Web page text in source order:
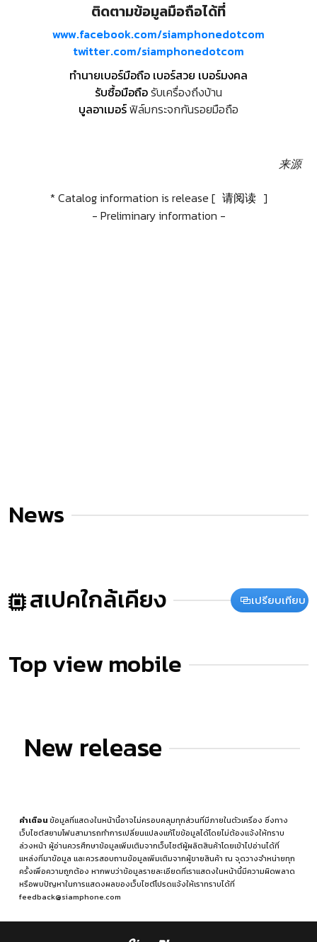
ติดตามข้อมูลมือถือได้ที่
www.facebook.com/siamphonedotcom
twitter.com/siamphonedotcom
ทำนายเบอร์มือถือ เบอร์สวย เบอร์มงคล
รับซื้อมือถือรับเครื่องถึงบ้าน
บูลอาเมอร์ฟิล์มกระจกกันรอยมือถือ
来源
* Catalog information is release [ 请阅读 ]
- Preliminary information -
News
สเปคใกล้เคียง เปรียบเทียบ
Top view mobile
New release
คำเตือนข้อมูลที่แสดงในหน้านี้อาจไม่ครอบคลุมทุกส่วนที่มีภายในตัวเครื่อง ซึ่งทาง
เว็บไซต์สยามโฟนสามารถทำการเปลี่ยนแปลงแก้ไขข้อมูลได้โดยไม่ต้องแจ้งให้ทราบ
ล่วงหน้า ผู้อ่านควรศึกษาข้อมูลเพิ่มเติมจากเว็บไซต์ผู้ผลิตสินค้าโดยเข้าไปอ่านได้ที่
แหล่งที่มาข้อมูล และควรสอบถามข้อมูลเพิ่มเติมจากผู้ขายสินค้า ณ จุดวางจำหน่ายทุก
ครั้งเพื่อความถูกต้อง หากพบว่าข้อมูลรายละเอียดที่เราแสดงในหน้านี้มีความผิดพลาด
หรือพบปัญหาในการแสดงผลของเว็บไซต์โปรดแจ้งให้เราทราบได้ที่
feedback@siamphone.com